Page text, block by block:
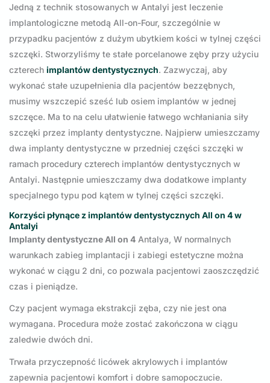
Jedną z technik stosowanych w Antalyi jest leczenie
implantologiczne metodą All-on-Four, szczególnie w
przypadku pacjentów z dużym ubytkiem kości w tylnej części
szczęki. Stworzyliśmy te stałe porcelanowe zęby przy użyciu
czterech implantów dentystycznych. Zazwyczaj, aby
wykonać stałe uzupełnienia dla pacjentów bezzębnych,
musimy wszczepić sześć lub osiem implantów w jednej
szczęce. Ma to na celu ułatwienie łatwego wchłaniania siły
szczęki przez implanty dentystyczne. Najpierw umieszczamy
dwa implanty dentystyczne w przedniej części szczęki w
ramach procedury czterech implantów dentystycznych w
Antalyi. Następnie umieszczamy dwa dodatkowe implanty
specjalnego typu pod kątem w tylnej części szczęki.
Korzyści płynące z implantów dentystycznych All on 4 w
Antalyi
Implanty dentystyczne All on 4 Antalya, W normalnych
warunkach zabieg implantacji i zabiegi estetyczne można
wykonać w ciągu 2 dni, co pozwala pacjentowi zaoszczędzić
czas i pieniądze.
Czy pacjent wymaga ekstrakcji zęba, czy nie jest ona
wymagana. Procedura może zostać zakończona w ciągu
zaledwie dwóch dni.
Trwała przyczepność licówek akrylowych i implantów
zapewnia pacjentowi komfort i dobre samopoczucie.